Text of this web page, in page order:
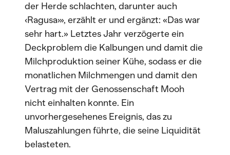
der Herde schlachten, darunter auch
‹Ragusa›», erzählt er und ergänzt: «Das war
sehr hart.» Letztes Jahr verzögerte ein
Deckproblem die Kalbungen und damit die
Milchproduktion seiner Kühe, sodass er die
monatlichen Milchmengen und damit den
Vertrag mit der Genossenschaft Mooh
nicht einhalten konnte. Ein
unvorhergesehenes Ereignis, das zu
Maluszahlungen führte, die seine Liquidität
belasteten.